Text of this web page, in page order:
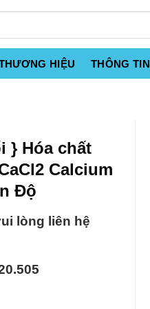
HIỆU THÔNG TIN
} Hóa chất
Calcium
Độ
lòng liên hệ